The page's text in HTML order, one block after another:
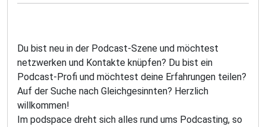
Du bist neu in der Podcast-Szene und möchtest
netzwerken und Kontakte knüpfen? Du bist ein
Podcast-Profi und möchtest deine Erfahrungen teilen?
Auf der Suche nach Gleichgesinnten? Herzlich
willkommen!
Im podspace dreht sich alles rund ums Podcasting, so